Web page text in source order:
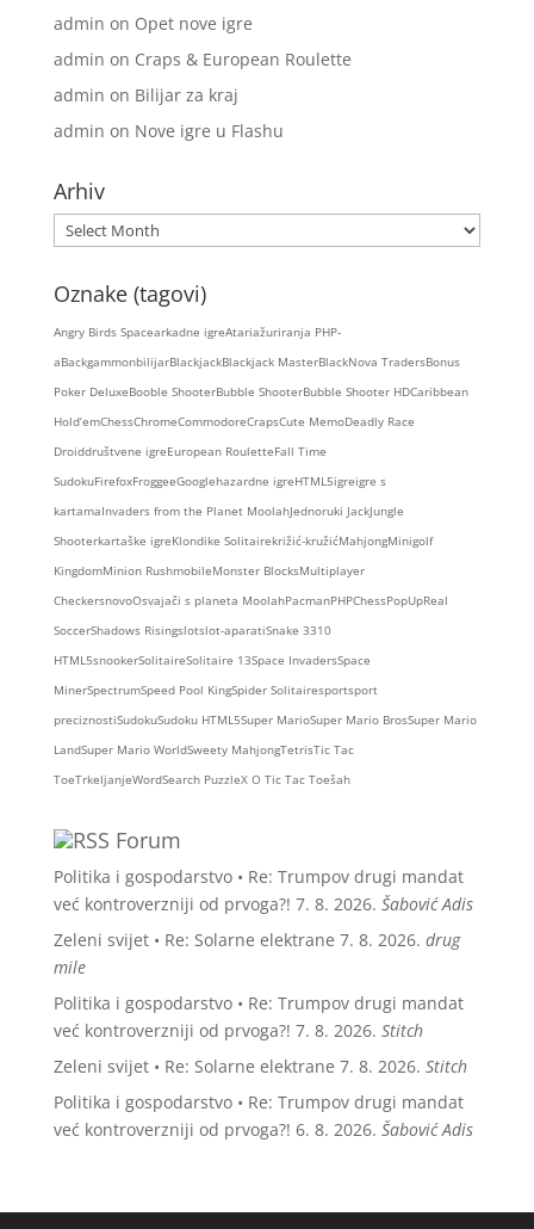
admin on Opet nove igre
admin on Craps & European Roulette
admin on Bilijar za kraj
admin on Nove igre u Flashu
Arhiv
Arhiv
Oznake (tagovi)
Angry Birds Spacearkadne igreAtariažuriranja PHP-
aBackgammonbilijarBlackjackBlackjack MasterBlackNova TradersBonus
Poker DeluxeBooble ShooterBubble ShooterBubble Shooter HDCaribbean
Hold’emChessChromeCommodoreCrapsCute MemoDeadly Race
Droiddruštvene igreEuropean RouletteFall Time
SudokuFirefoxFroggeeGooglehazardne igreHTML5igreigre s
kartamaInvaders from the Planet MoolahJednoruki JackJungle
Shooterkartaške igreKlondike Solitairekrižić-kružićMahjongMinigolf
KingdomMinion RushmobileMonster BlocksMultiplayer
CheckersnovoOsvajači s planeta MoolahPacmanPHPChessPopUpReal
SoccerShadows Risingslotslot-aparatiSnake 3310
HTML5snookerSolitaireSolitaire 13Space InvadersSpace
MinerSpectrumSpeed Pool KingSpider Solitairesportsport
preciznostiSudokuSudoku HTML5Super MarioSuper Mario BrosSuper Mario
LandSuper Mario WorldSweety MahjongTetrisTic Tac
ToeTrkeljanjeWordSearch PuzzleX O Tic Tac Toešah
Forum
Politika i gospodarstvo • Re: Trumpov drugi mandat
već kontroverzniji od prvoga?! 7. 8. 2026. Šabović Adis
Zeleni svijet • Re: Solarne elektrane 7. 8. 2026. drug
mile
Politika i gospodarstvo • Re: Trumpov drugi mandat
već kontroverzniji od prvoga?! 7. 8. 2026. Stitch
Zeleni svijet • Re: Solarne elektrane 7. 8. 2026. Stitch
Politika i gospodarstvo • Re: Trumpov drugi mandat
već kontroverzniji od prvoga?! 6. 8. 2026. Šabović Adis